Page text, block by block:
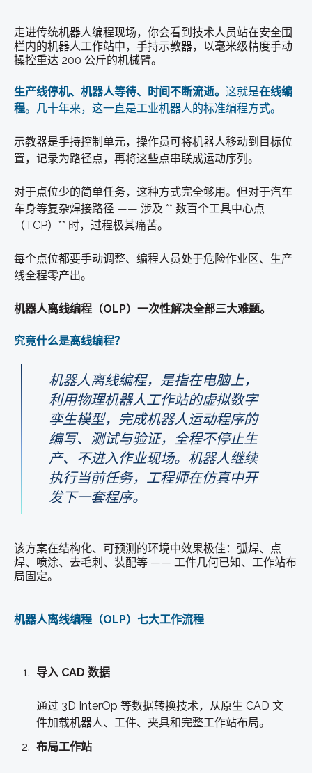
走进传统机器人编程现场，你会看到技术人员站在安全围
栏内的机器人工作站中，手持示教器，以毫米级精度手动
操控重达 200 公斤的机械臂。
生产线停机、机器人等待、时间不断流逝。 这就是在线编
程。几十年来，这一直是工业机器人的标准编程方式。
示教器是手持控制单元，操作员可将机器人移动到目标位
置，记录为路径点，再将这些点串联成运动序列。
对于点位少的简单任务，这种方式完全够用。 但对于汽车
车身等复杂焊接路径 —— 涉及 ** 数百个工具中心点
（TCP）** 时，过程极其痛苦。
每个点位都要手动调整、编程人员处于危险作业区、生产
线全程零产出。
机器人离线编程（OLP）一次性解决全部三大难题。
究竟什么是离线编程？
机器人离线编程，是指在电脑上，
利用物理机器人工作站的虚拟数字
孪生模型，完成机器人运动程序的
编写、测试与验证， 全程不停止生
产、不进入作业现场。 机器人继续
执行当前任务，工程师在仿真中开
发下一套程序。
该方案在结构化、可预测的环境中效果极佳：弧焊、点
焊、喷涂、去毛刺、装配等 —— 工件几何已知、工作站布
局固定。
机器人离线编程（OLP）七大工作流程
导入 CAD 数据
通过 3D InterOp 等数据转换技术，从原生 CAD 文
件加载机器人、工件、夹具和完整工作站布局。
布局工作站